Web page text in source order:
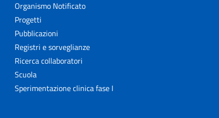
Organismo Notificato
Progetti
Pubblicazioni
Registri e sorveglianze
Ricerca collaboratori
Scuola
Sperimentazione clinica fase I